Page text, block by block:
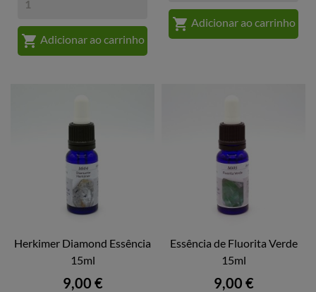
 Adicionar ao carrinho
 Adicionar ao carrinho
Herkimer Diamond Essência
15ml
Preço
9,00 €
Essência de Fluorita Verde
15ml
Preço
9,00 €